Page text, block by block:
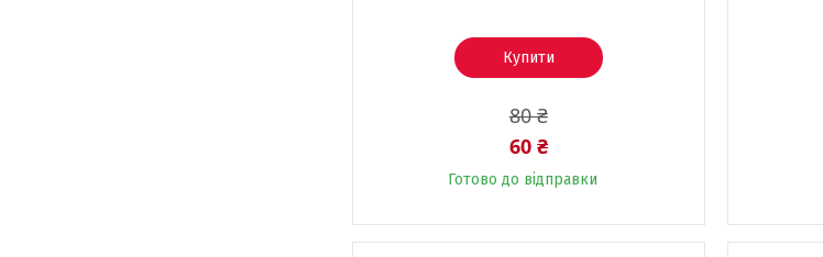
Купити
80 ₴
60 ₴
Готово до відправки